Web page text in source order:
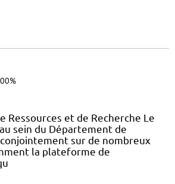
Ressources et de Recherche Le
sein du Département de
sur de nombreux
la plateforme de